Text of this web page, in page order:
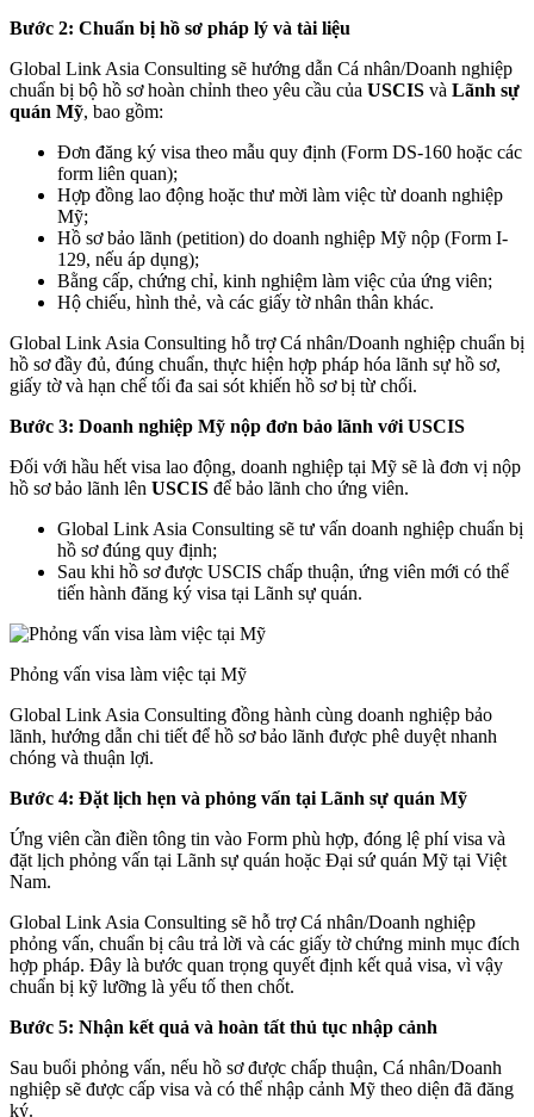
Bước 2: Chuẩn bị hồ sơ pháp lý và tài liệu
Global Link Asia Consulting sẽ hướng dẫn Cá nhân/Doanh nghiệp
chuẩn bị bộ hồ sơ hoàn chỉnh theo yêu cầu của USCIS và Lãnh sự
quán Mỹ, bao gồm:
Đơn đăng ký visa theo mẫu quy định (Form DS-160 hoặc các
form liên quan);
Hợp đồng lao động hoặc thư mời làm việc từ doanh nghiệp
Mỹ;
Hồ sơ bảo lãnh (petition) do doanh nghiệp Mỹ nộp (Form I-
129, nếu áp dụng);
Bằng cấp, chứng chỉ, kinh nghiệm làm việc của ứng viên;
Hộ chiếu, hình thẻ, và các giấy tờ nhân thân khác.
Global Link Asia Consulting hỗ trợ Cá nhân/Doanh nghiệp chuẩn bị
hồ sơ đầy đủ, đúng chuẩn, thực hiện hợp pháp hóa lãnh sự hồ sơ,
giấy tờ và hạn chế tối đa sai sót khiến hồ sơ bị từ chối.
Bước 3: Doanh nghiệp Mỹ nộp đơn bảo lãnh với USCIS
Đối với hầu hết visa lao động, doanh nghiệp tại Mỹ sẽ là đơn vị nộp
hồ sơ bảo lãnh lên USCIS để bảo lãnh cho ứng viên.
Global Link Asia Consulting sẽ tư vấn doanh nghiệp chuẩn bị
hồ sơ đúng quy định;
Sau khi hồ sơ được USCIS chấp thuận, ứng viên mới có thể
tiến hành đăng ký visa tại Lãnh sự quán.
Phỏng vấn visa làm việc tại Mỹ
Global Link Asia Consulting đồng hành cùng doanh nghiệp bảo
lãnh, hướng dẫn chi tiết để hồ sơ bảo lãnh được phê duyệt nhanh
chóng và thuận lợi.
Bước 4: Đặt lịch hẹn và phỏng vấn tại Lãnh sự quán Mỹ
Ứng viên cần điền tông tin vào Form phù hợp, đóng lệ phí visa và
đặt lịch phỏng vấn tại Lãnh sự quán hoặc Đại sứ quán Mỹ tại Việt
Nam.
Global Link Asia Consulting sẽ hỗ trợ Cá nhân/Doanh nghiệp
phỏng vấn, chuẩn bị câu trả lời và các giấy tờ chứng minh mục đích
hợp pháp. Đây là bước quan trọng quyết định kết quả visa, vì vậy
chuẩn bị kỹ lưỡng là yếu tố then chốt.
Bước 5: Nhận kết quả và hoàn tất thủ tục nhập cảnh
Sau buổi phỏng vấn, nếu hồ sơ được chấp thuận, Cá nhân/Doanh
nghiệp sẽ được cấp visa và có thể nhập cảnh Mỹ theo diện đã đăng
ký.